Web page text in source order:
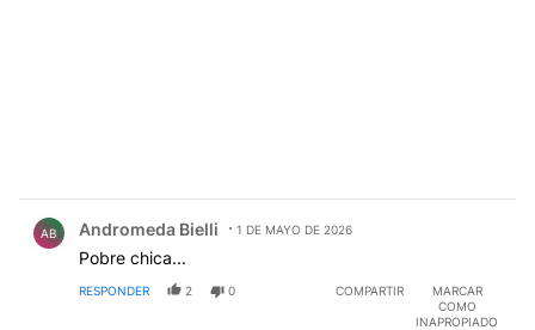
AB Andromeda Bielli 1 DE MAYO DE 2026
Pobre chica...
RESPONDER 2 0 COMPARTIR
MARCAR
COMO
INAPROPIADO